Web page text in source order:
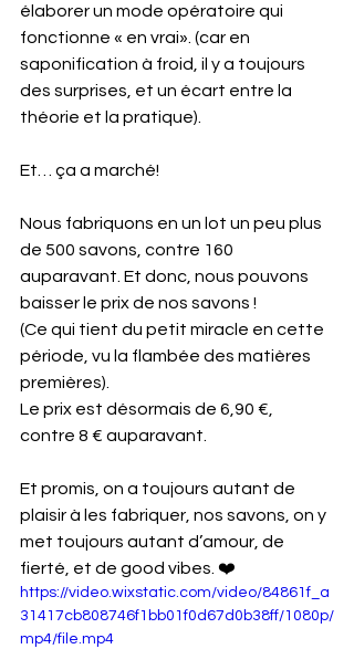
élaborer un mode opératoire qui
fonctionne « en vrai». (car en
saponification à froid, il y a toujours
des surprises, et un écart entre la
théorie et la pratique).
Et… ça a marché!
Nous fabriquons en un lot un peu plus
de 500 savons, contre 160
auparavant. Et donc, nous pouvons
baisser le prix de nos savons !
(Ce qui tient du petit miracle en cette
période, vu la flambée des matières
premières).
Le prix est désormais de 6,90 €,
contre 8 € auparavant.
Et promis, on a toujours autant de
plaisir à les fabriquer, nos savons, on y
met toujours autant d’amour, de
fierté, et de good vibes. ❤️
https://video.wixstatic.com/video/84861f_a
31417cb808746f1bb01f0d67d0b38ff/1080p/
mp4/file.mp4